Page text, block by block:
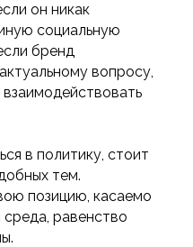
он никак
социальную
бренд
вопросу,
в политику, стоит
тем.
позицию, касаемо
равенство